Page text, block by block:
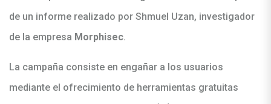
de un informe realizado por Shmuel Uzan, investigador
de la empresa Morphisec.
La campaña consiste en engañar a los usuarios
mediante el ofrecimiento de herramientas gratuitas